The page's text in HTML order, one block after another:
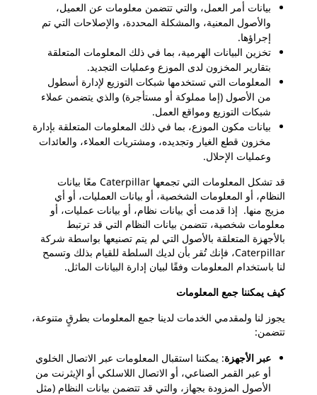
بيانات أمر العمل، والتي تتضمن معلومات عن العميل،
والأصول المعنية، والمشكلة المحددة، والإصلاحات التي تم
إجراؤها.
تخزين البيانات الهرمية، بما في ذلك المعلومات المتعلقة
بتقارير المخزون لدى الموزع وعمليات التجديد.
المعلومات التي تستخدمها شبكات التوزيع لإدارة أسطول
من الأصول (إما مملوكة أو مستأجرة) والذي يتضمن عملاء
شبكات التوزيع ومواقع العمل.
بيانات مكون الموزع، بما في ذلك المعلومات المتعلقة بإدارة
مخزون قطع الغيار وتجديده، ومشتريات العملاء، والعائدات
وعمليات الإحلال.
قد تشكل المعلومات التي تجمعها Caterpillar معًا بيانات
النظام، أو المعلومات الشخصية، أو بيانات العمليات، أو أي
مزيج منها. إذا قدمت أي بيانات نظام، أو بيانات عمليات، أو
معلومات شخصية، تتضمن بيانات النظام التي قد ترتبط
بالأجهزة المتعلقة بالأصول التي لم يتم تصنيعها بواسطة شركة
Caterpillar، فإنك تُقر بأن لديك السلطة للقيام بذلك وتسمح
لنا باستخدام المعلومات وفقًا لبيان إدارة البيانات الماثل.
كيف يمكننا جمع المعلومات
يجوز لنا ولمقدمي الخدمات لدينا جمع المعلومات بطرقٍ متنوعة،
تتضمن:
عبر الأجهزة: يمكننا استقبال المعلومات عبر الاتصال الخلوي
أو عبر القمر الصناعي، أو الاتصال اللاسلكي أو الإيثرنت من
الأصول المزودة بجهاز، والتي قد تتضمن بيانات النظام (مثل